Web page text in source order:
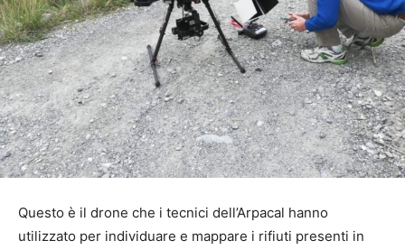
Questo è il drone che i tecnici dell’Arpacal hanno
utilizzato per individuare e mappare i rifiuti presenti in